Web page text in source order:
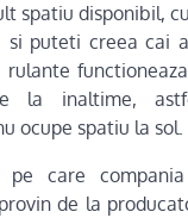
spatiu disponibil,
puteti creea cai
rulante
la inaltime,
ocupe spatiu la sol.
pe care
de la